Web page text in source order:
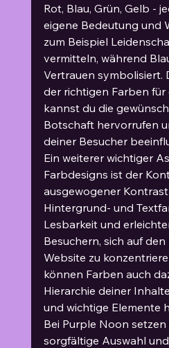
Rot, Blau, Grün, Gelb -
eigene Bedeutung und
zum Beispiel
vermitteln, während
Vertrauen symbolisiert.
der richtigen Farben für
kannst du die
Botschaft hervorrufen
deiner Besucher
Ein weiterer wichtiger
Farbdesigns ist der
ausgewogener
Hintergrund- und
Lesbarkeit und
Besuchern, sich auf
Website zu
können Farben auch
Hierarchie deiner
und wichtige Elemente
Bei Purple Noon setzen
sorgfältige Auswahl